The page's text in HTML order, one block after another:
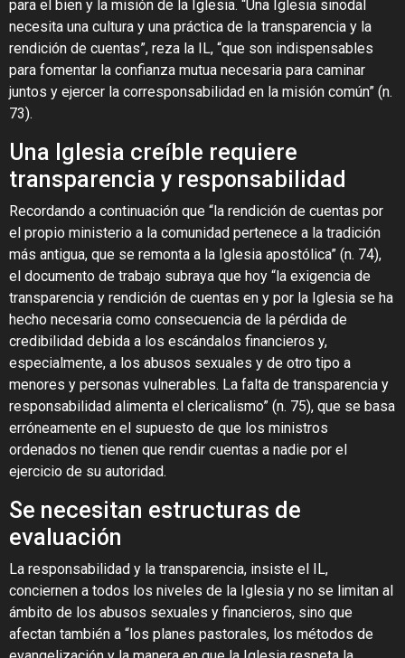
para el bien y la misión de la Iglesia. “Una Iglesia sinodal
necesita una cultura y una práctica de la transparencia y la
rendición de cuentas”, reza la IL, “que son indispensables
para fomentar la confianza mutua necesaria para caminar
juntos y ejercer la corresponsabilidad en la misión común” (n.
73).
Una Iglesia creíble requiere
transparencia y responsabilidad
Recordando a continuación que “la rendición de cuentas por
el propio ministerio a la comunidad pertenece a la tradición
más antigua, que se remonta a la Iglesia apostólica” (n. 74),
el documento de trabajo subraya que hoy “la exigencia de
transparencia y rendición de cuentas en y por la Iglesia se ha
hecho necesaria como consecuencia de la pérdida de
credibilidad debida a los escándalos financieros y,
especialmente, a los abusos sexuales y de otro tipo a
menores y personas vulnerables. La falta de transparencia y
responsabilidad alimenta el clericalismo” (n. 75), que se basa
erróneamente en el supuesto de que los ministros
ordenados no tienen que rendir cuentas a nadie por el
ejercicio de su autoridad.
Se necesitan estructuras de
evaluación
La responsabilidad y la transparencia, insiste el IL,
conciernen a todos los niveles de la Iglesia y no se limitan al
ámbito de los abusos sexuales y financieros, sino que
afectan también a “los planes pastorales, los métodos de